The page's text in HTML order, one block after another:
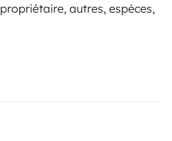
autres, espèces,